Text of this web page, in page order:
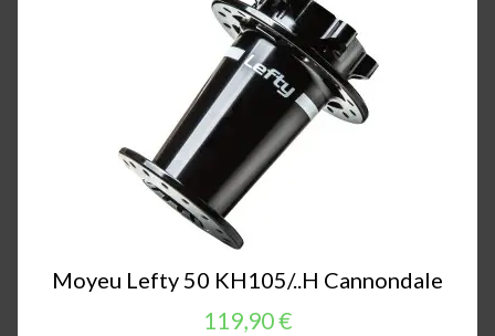
Moyeu Lefty 50 KH105/..H Cannondale
119,90 €